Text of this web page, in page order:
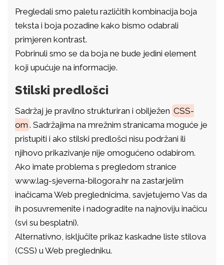
Pregledali smo paletu različitih kombinacija boja
teksta i boja pozadine kako bismo odabrali
primjeren kontrast.
Pobrinuli smo se da boja ne bude jedini element
koji upućuje na informacije.
Stilski predlošci
Sadržaj je pravilno strukturiran i obilježen CSS-
om . Sadržajima na mrežnim stranicama moguće je
pristupiti i ako stilski predlošci nisu podržani ili
njihovo prikazivanje nije omogućeno odabirom.
Ako imate problema s pregledom stranice
www.lag-sjeverna-bilogora.hr na zastarjelim
inačicama Web preglednicima, savjetujemo Vas da
ih posuvremenite i nadogradite na najnoviju inačicu
(svi su besplatni).
Alternativno, isključite prikaz kaskadne liste stilova
(CSS) u Web pregledniku.